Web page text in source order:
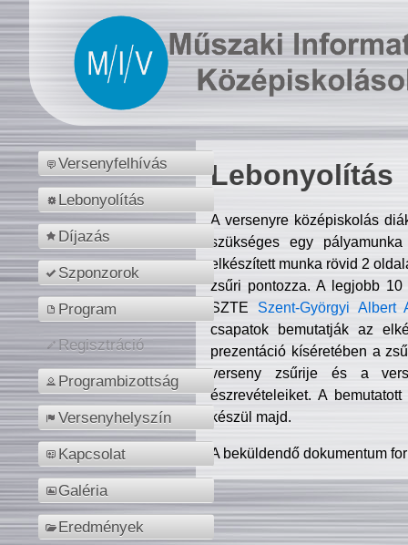
Versenyfelhívás
Lebonyolítás
Díjazás
Szponzorok
Program
Regisztráció
Programbizottság
Versenyhelyszín
Kapcsolat
Galéria
Eredmények
Lebonyolítás
A versenyre középiskolás
szükséges egy
elkészített munka rövid 2
zsűri pontozza. A legjobb
SZTE Szent-Györgyi Albert
csapatok bemutatják az
prezentáció kíséretében a
verseny zsűrije és a
észrevételeiket. A
készül majd.
A beküldendő dokumentum